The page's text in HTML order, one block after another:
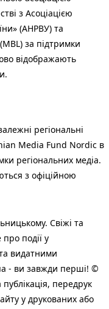
з Асоціацією
(АНРВУ) та
за підтримки
відображають
регіональні
Media Fund Nordic в
регіональних медіа.
з офіційною
Свіжі та
події у
видатними
- ви завжди перші! ©
публiкацiя, передрук
у друкованих або